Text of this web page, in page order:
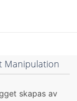
Manipulation
skapas av